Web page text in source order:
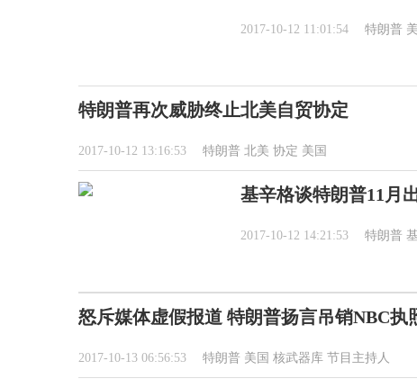
2017-10-12 11:01:54 特朗普
特朗普再次威胁终止北美自贸协定
2017-10-12 13:16:53 特朗普 北美 协定 美国
基辛格谈特朗普11月
2017-10-12 14:21:53 特朗普
怒斥媒体虚假报道 特朗普扬言吊销NBC执
2017-10-13 06:56:53 特朗普 美国 核武器库 节目主持人